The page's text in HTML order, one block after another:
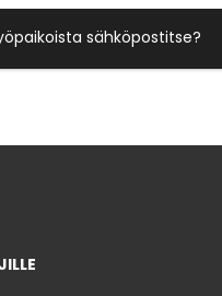
sähköpostitse?